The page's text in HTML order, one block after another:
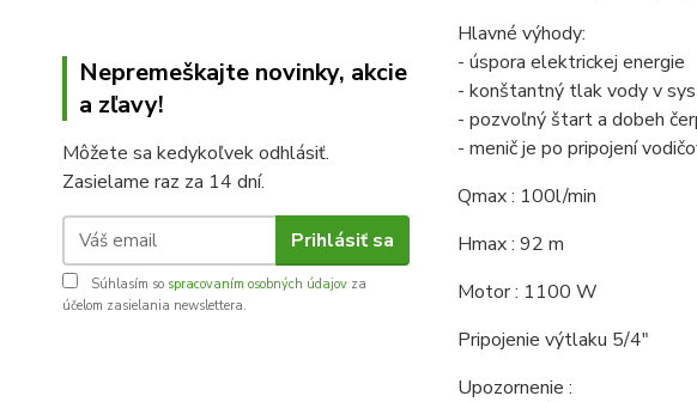
Nepremeškajte novinky, akcie
a zľavy!
Môžete sa kedykoľvek odhlásiť.
Zasielame raz za 14 dní.
Prihlásiť sa
Súhlasím so spracovaním osobných údajov za
účelom zasielania newslettera.
Hlavné výhody:
- úspora elektrickej energie
- konštantný tlak vody v
- pozvoľný štart a dobeh
- menič je po pripojení
Qmax : 100l/min
Hmax : 92 m
Motor : 1100 W
Pripojenie výtlaku 5/4"
Upozornenie :